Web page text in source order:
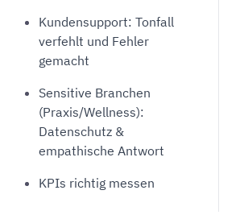
Kundensupport: Tonfall
verfehlt und Fehler
gemacht
Sensitive Branchen
(Praxis/Wellness):
Datenschutz &
empathische Antwort
KPIs richtig messen